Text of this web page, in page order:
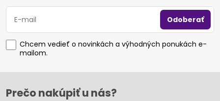
Odoberať
Chcem vedieť o novinkách a výhodných ponukách e-
mailom.
Prečo nakúpiť u nás?